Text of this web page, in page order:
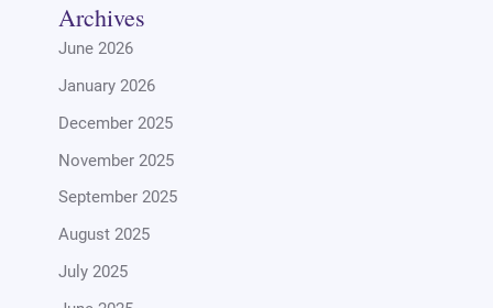
Archives
June 2026
January 2026
December 2025
November 2025
September 2025
August 2025
July 2025